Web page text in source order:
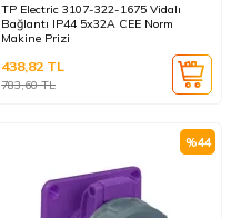
TP Electric 3107-322-1675 Vidalı
Bağlantı IP44 5x32A CEE Norm
Makine Prizi
783,60TL
438,82 TL
%44